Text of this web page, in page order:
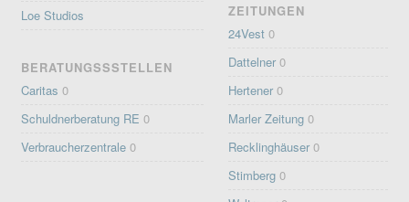
Loe Studios
BERATUNGSSSTELLEN
Caritas 0
Schuldnerberatung RE 0
Verbraucherzentrale 0
ZEITUNGEN
24Vest 0
Dattelner 0
Hertener 0
Marler Zeitung 0
Recklinghäuser 0
Stimberg 0